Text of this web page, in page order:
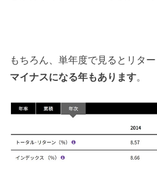
もちろん、単年度で見るとリタ
マイナスになる年もあります。